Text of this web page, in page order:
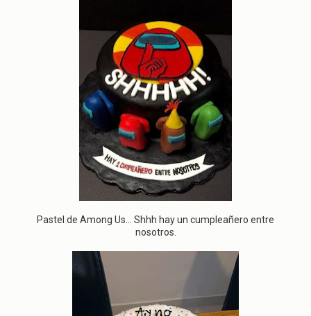
Pastel de Among Us... Shhh hay un cumpleañero entre
nosotros.